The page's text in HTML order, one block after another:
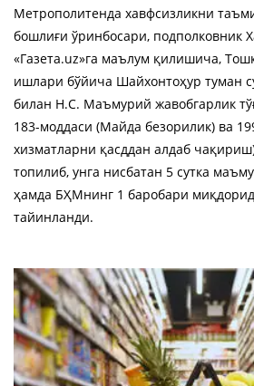
Метрополитенда хавфсизликни
бошлиғи ўринбосари, подполковник
«Газета.uz»га маълум қилишича,
ишлари бўйича Шайхонтоҳур туман
билан Н.С. Маъмурий жавобгарлик
183-моддаси (Майда безорилик) ва
хизматларни қасддан алдаб
топилиб, унга нисбатан 5 сутка
ҳамда БҲМнинг 1 баробари
тайинланди.